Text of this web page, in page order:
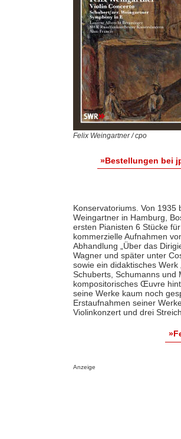
Felix Weingartner / cpo
»Bestellungen bei
Konservatoriums. Von
Weingartner in Hamburg,
ersten Pianisten 6 Stücke
kommerzielle Aufnahmen
Abhandlung „Über das
Wagner und später unter
sowie ein didaktisches
Schuberts, Schumanns und
kompositorisches Œuvre
seine Werke kaum noch
Erstaufnahmen seiner
Violinkonzert und drei
Anzeige